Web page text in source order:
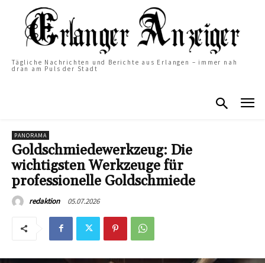
Tägliche Nachrichten und Berichte aus Erlangen – immer nah
dran am Puls der Stadt
PANORAMA
Goldschmiedewerkzeug: Die
wichtigsten Werkzeuge für
professionelle Goldschmiede
redaktion 05.07.2026